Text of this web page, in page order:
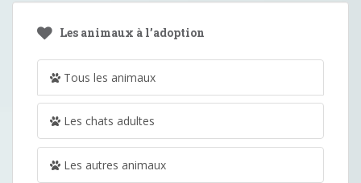
Les animaux à l’adoption
Tous les animaux
Les chats adultes
Les autres animaux